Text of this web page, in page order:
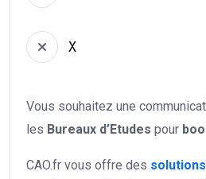
X
Vous souhaitez une
les Bureaux d’Etudes pour
CAO.fr vous offre des